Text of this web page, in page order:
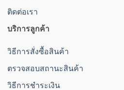
ติดต่อเรา
บริการลูกค้า
วิธีการสั่งซื้อสินค้า
ตรวจสอบสถานะสินค้า
วิธีการชำระเงิน